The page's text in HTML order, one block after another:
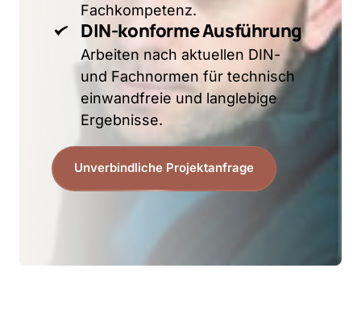
Fachkompetenz.
DIN-konforme Ausführung
Arbeiten nach aktuellen DIN-
und Fachnormen für technisch
einwandfreie und langlebige
Ergebnisse.
Unverbindliche Projektanfrage